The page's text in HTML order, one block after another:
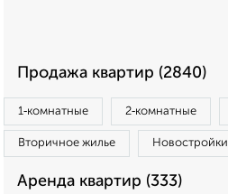
Продажа квартир (2840)
1‑комнатные 2‑комнатные
Вторичное жилье Новостройки
Аренда квартир (333)